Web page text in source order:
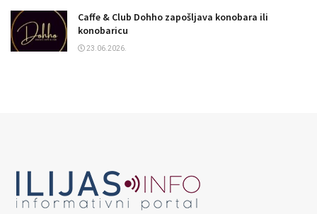
Caffe & Club Dohho zapošljava konobara ili
konobaricu
23.06.2026.